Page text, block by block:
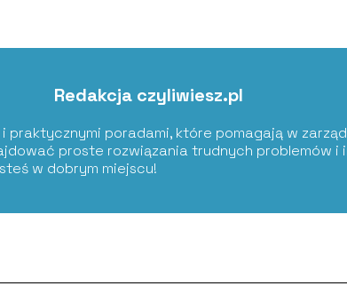
Redakcja czyliwiesz.pl
i praktycznymi poradami, które pomagają w
proste rozwiązania trudnych problemów i
w dobrym miejscu!